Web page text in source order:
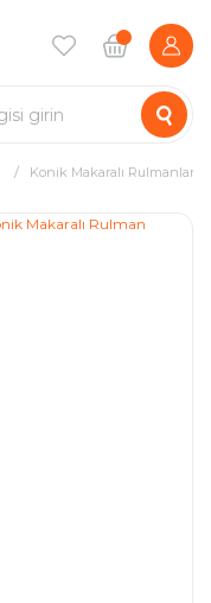
Konik Makaralı Rulmanlar